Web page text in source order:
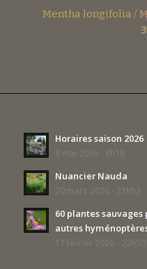
Mentha longifolia /
Horaires saison 2026
8 mai 2026 - 8h18
Nuancier Nauda
20 mars 2026 - 21h52
60 plantes
autres
17 février 2026 - 22h50